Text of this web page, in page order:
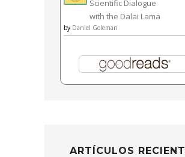
Scientific Dialogue
with the Dalai Lama
by Daniel Goleman
ARTÍCULOS